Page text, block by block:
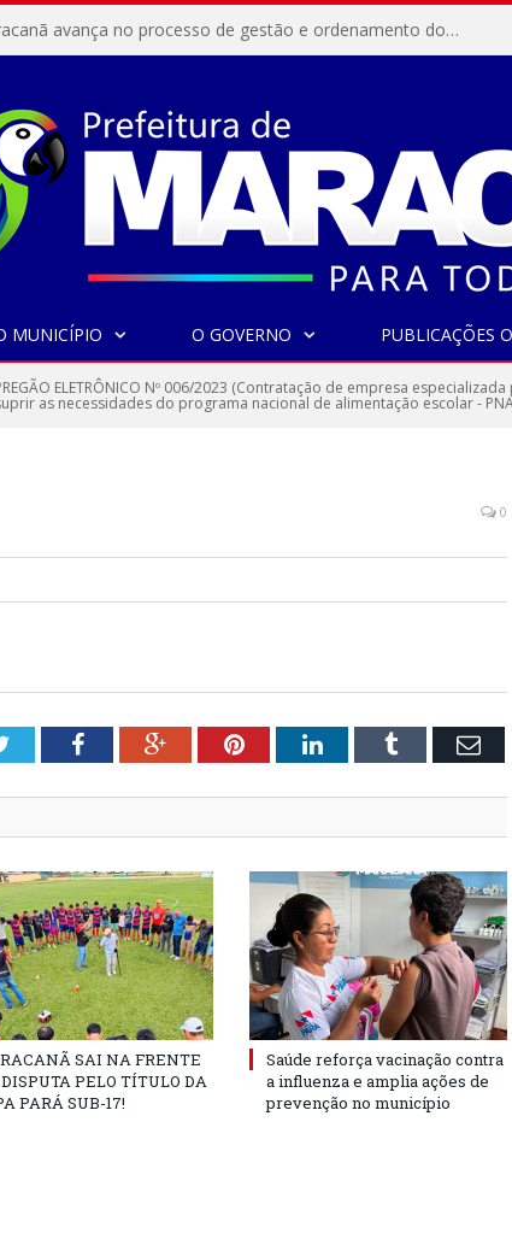
Resex Maracanã avança no processo de gestão e ordenamento do turismo em nossas áreas protegidas.
MUNICÍPIO O GOVERNO PUBLICAÇÕES
ELETRÔNICO Nº 006/2023 (Contratação de empresa
as necessidades do programa nacional de alimentação escolar -
0
TwitterFacebookGoogle+PinterestLinkedInTumblr
SAI NA FRENTE
PELO TÍTULO DA
PARÁ SUB-17!
Saúde reforça vacinação contra
a influenza e amplia ações de
prevenção no município